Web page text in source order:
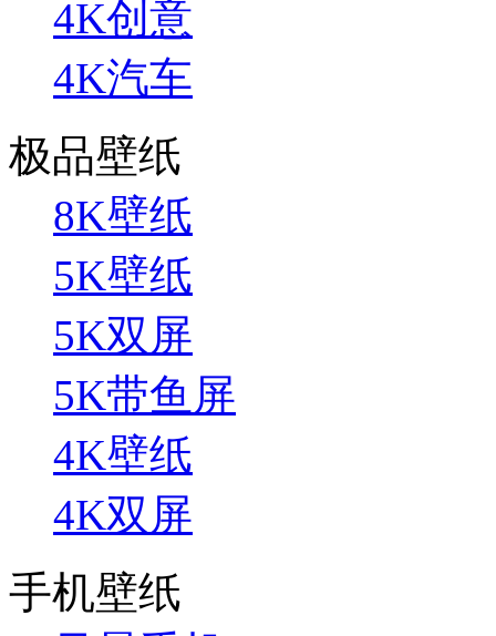
4K创意
4K汽车
极品壁纸
8K壁纸
5K壁纸
5K双屏
5K带鱼屏
4K壁纸
4K双屏
手机壁纸